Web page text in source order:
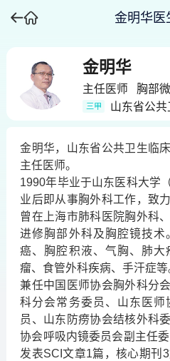
金明华医
金明华
主任医师 胸部
三甲 山东省公
金明华，山东省公共卫生临
主任医师。
1990年毕业于山东医科大学
业后即从事胸外科工作，致
曾在上海市肺科医院胸外科
进修胸部外科及胸腔镜技
癌、胸腔积液、气胸、肺
瘤、食管外科疾病、手汗症等
兼任中国医师协会胸外科分
科分会常务委员、山东医
员、山东防痨协会结核外科
协会呼吸内镜委员会副主任
发表SCI文章1篇，核心期刊